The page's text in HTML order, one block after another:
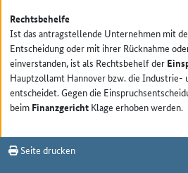
Rechtsbehelfe
Ist das antragstellende Unternehmen mit
Entscheidung oder mit ihrer Rücknahme
einverstanden, ist als Rechtsbehelf der
Hauptzollamt Hannover bzw. die Industrie-
entscheidet. Gegen die
beim Finanzgericht Klage erhoben werden.
Seite drucken